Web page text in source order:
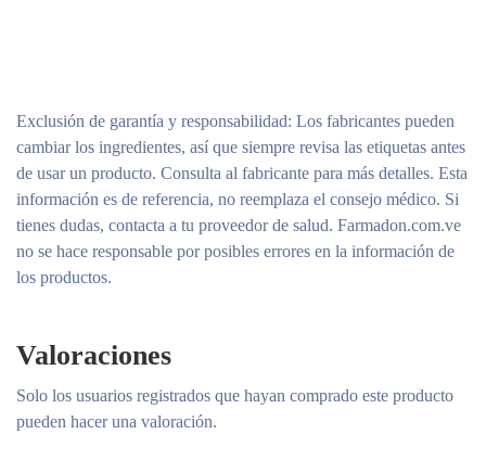
Exclusión de garantía y responsabilidad: Los fabricantes pueden
cambiar los ingredientes, así que siempre revisa las etiquetas antes
de usar un producto. Consulta al fabricante para más detalles. Esta
información es de referencia, no reemplaza el consejo médico. Si
tienes dudas, contacta a tu proveedor de salud. Farmadon.com.ve
no se hace responsable por posibles errores en la información de
los productos.
Valoraciones
Solo los usuarios registrados que hayan comprado este producto
pueden hacer una valoración.